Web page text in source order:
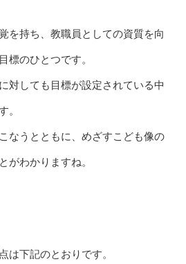
を持ち、教職員としての資質を向
標のひとつです。
対しても目標が設定されている中
。
なうとともに、めざすこども像の
がわかりますね。
は下記のとおりです。